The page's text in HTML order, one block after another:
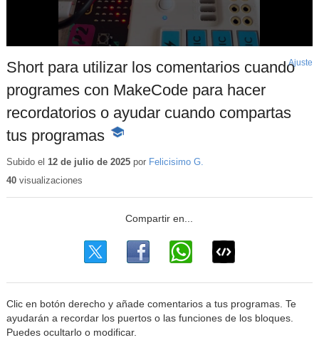
Short para utilizar los comentarios cuando
programes con MakeCode para hacer
recordatorios o ayudar cuando compartas
tus programas -
educativo
Ajuste
Subido el 12 de julio de 2025por Felicisimo G.
40visualizaciones
Clic en botón derecho y añade comentarios a tus programas. Te
ayudarán a recordar los puertos o las funciones de los bloques.
Puedes ocultarlo o modificar.